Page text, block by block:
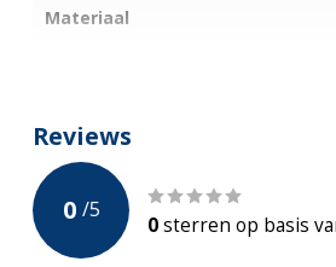
Materiaal
Aantal Vakken
Garantie
Reviews
0 /5
0sterren op basis